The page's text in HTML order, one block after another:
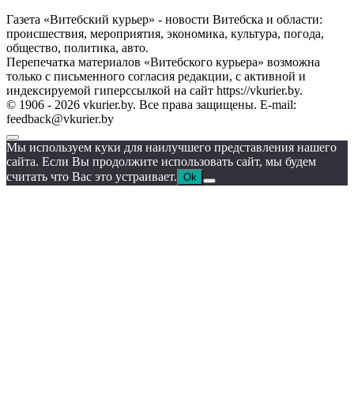
Газета «Витебский курьер» - новости Витебска и области:
происшествия, мероприятия, экономика, культура, погода,
общество, политика, авто.
Перепечатка материалов «Витебского курьера» возможна
только с письменного согласия редакции, с активной и
индексируемой гиперссылкой на сайт https://vkurier.by.
© 1906 - 2026 vkurier.by. Все права защищены. E-mail:
feedback@vkurier.by
Мы используем куки для наилучшего представления нашего
сайта. Если Вы продолжите использовать сайт, мы будем
считать что Вас это устраивает. Ok